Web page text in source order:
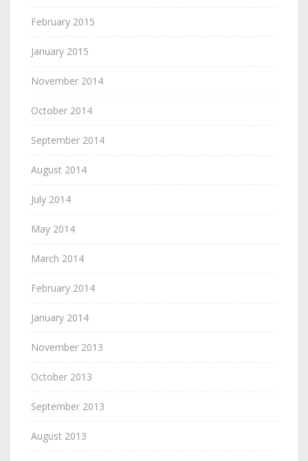
February 2015
January 2015
November 2014
October 2014
September 2014
August 2014
July 2014
May 2014
March 2014
February 2014
January 2014
November 2013
October 2013
September 2013
August 2013